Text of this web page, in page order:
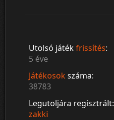
Utolsó játékfrissítés:
5 éve
Játékosokszáma:
38783
Legutoljára regisztrált:
zakki